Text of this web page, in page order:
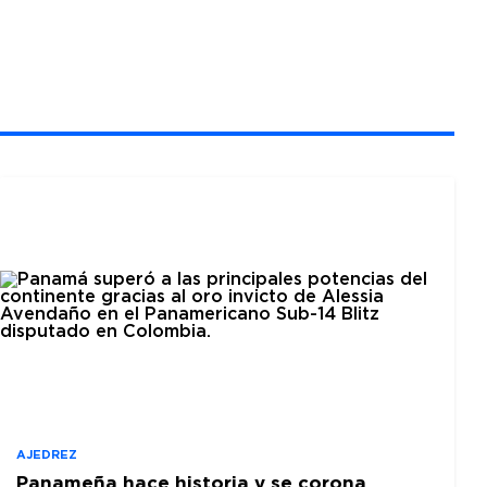
AJEDREZ
Panameña hace historia y se corona